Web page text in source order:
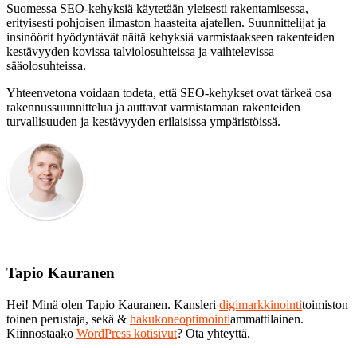
Suomessa SEO-kehyksiä käytetään yleisesti rakentamisessa,
erityisesti pohjoisen ilmaston haasteita ajatellen. Suunnittelijat ja
insinöörit hyödyntävät näitä kehyksiä varmistaakseen rakenteiden
kestävyyden kovissa talviolosuhteissa ja vaihtelevissa
sääolosuhteissa.
Yhteenvetona voidaan todeta, että SEO-kehykset ovat tärkeä osa
rakennussuunnittelua ja auttavat varmistamaan rakenteiden
turvallisuuden ja kestävyyden erilaisissa ympäristöissä.
Tapio Kauranen
Hei! Minä olen Tapio Kauranen. Kansleri digimarkkinointitoimiston
toinen perustaja, sekä & hakukoneoptimointiammattilainen.
Kiinnostaako WordPress kotisivut? Ota yhteyttä.